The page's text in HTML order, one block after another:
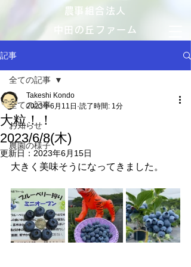
​農事組合法人
中田の丘ファーム
記事
全ての記事
お知らせ
農園の様子
全ての記事
大粒！！
2023/6/8(木)
Takeshi Kondo
2023年6月11日 読了時間: 1分
更新日： 2023年6月15日
大きく美味そうになってきました。